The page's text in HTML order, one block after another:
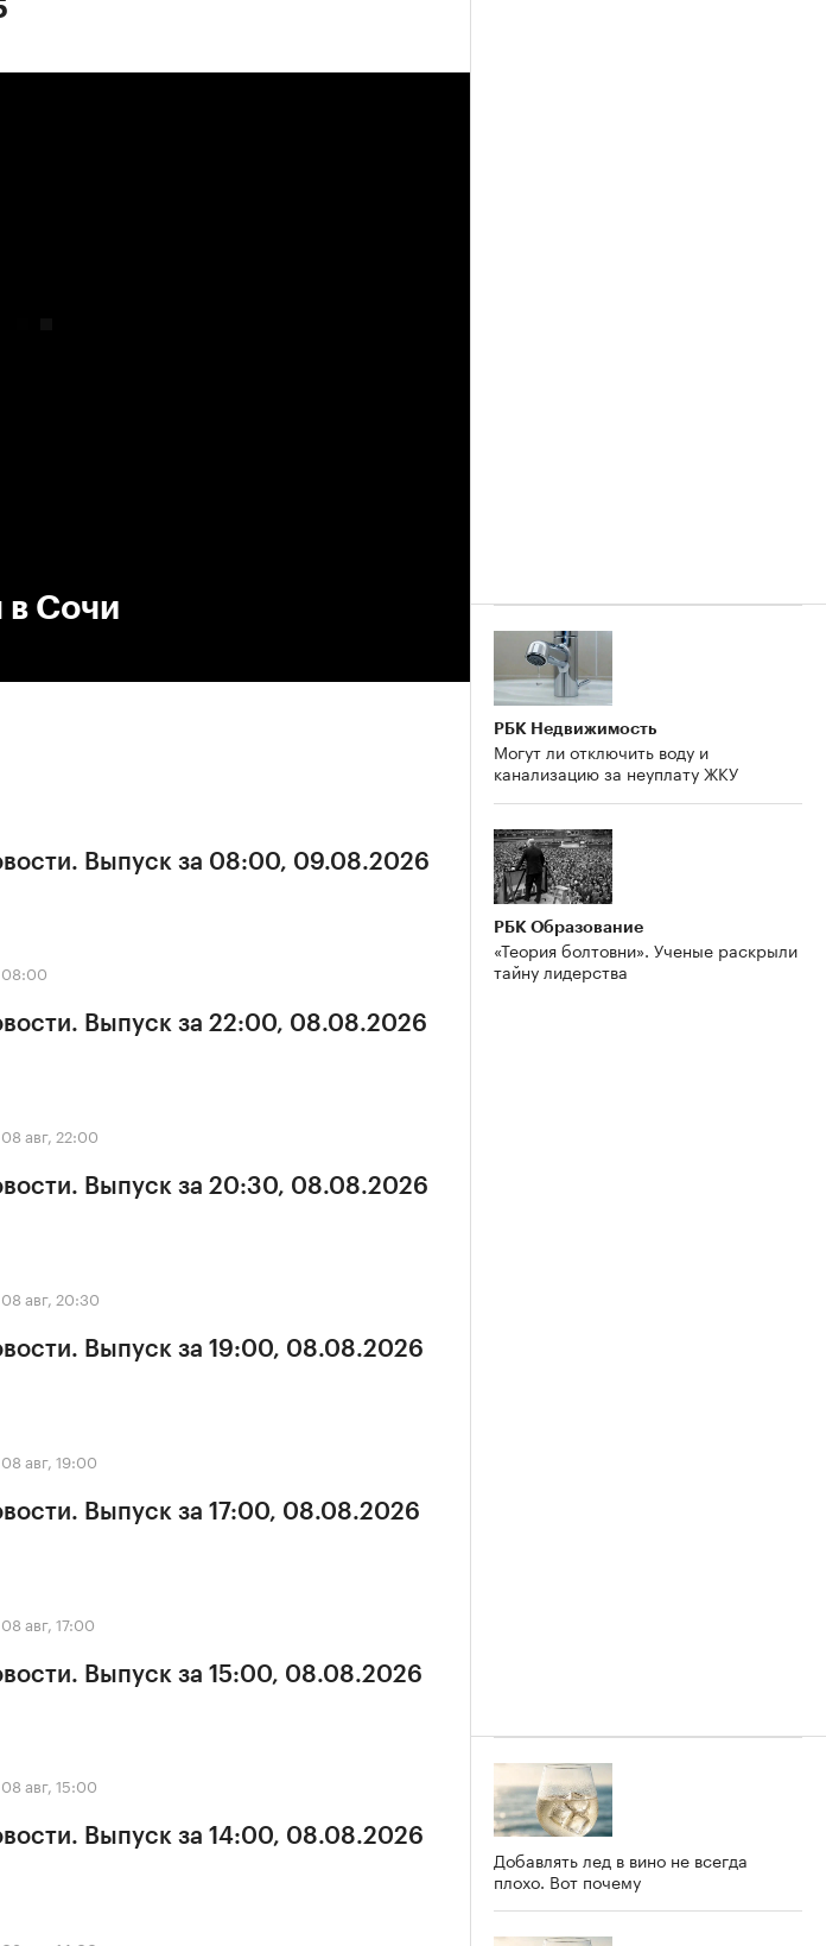
в Сочи
Выпуск за 08:00, 09.08.2026
08:00
Выпуск за 22:00, 08.08.2026
08 авг, 22:00
Выпуск за 20:30, 08.08.2026
08 авг, 20:30
Выпуск за 19:00, 08.08.2026
08 авг, 19:00
Выпуск за 17:00, 08.08.2026
08 авг, 17:00
Выпуск за 15:00, 08.08.2026
08 авг, 15:00
Выпуск за 14:00, 08.08.2026
РБК Недвижимость
Могут ли отключить воду и
канализацию за неуплату ЖКУ
РБК Образование
«Теория болтовни». Ученые раскрыли
тайну лидерства
Добавлять лед в вино не всегда
плохо. Вот почему